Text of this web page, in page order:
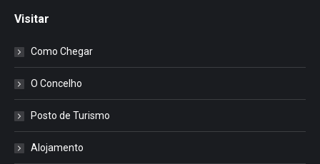
Visitar
Como Chegar
O Concelho
Posto de Turismo
Alojamento